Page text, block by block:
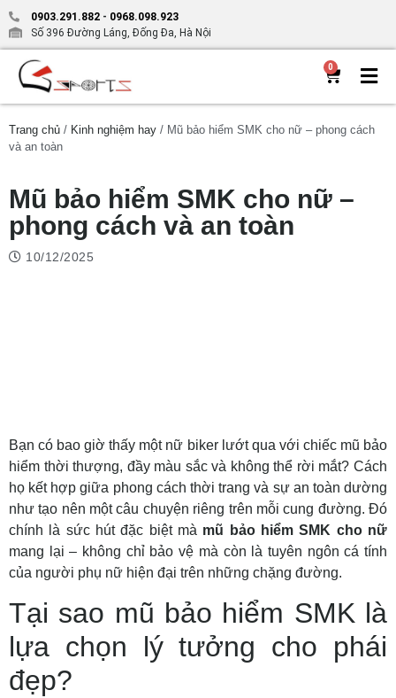
0903.291.882 - 0968.098.923
Số 396 Đường Láng, Đống Đa, Hà Nội
0
Trang chủ / Kinh nghiệm hay / Mũ bảo hiểm SMK cho nữ – phong cách
và an toàn
Mũ bảo hiểm SMK cho nữ –
phong cách và an toàn
10/12/2025
Bạn có bao giờ thấy một nữ biker lướt qua với chiếc mũ bảo
hiểm thời thượng, đầy màu sắc và không thể rời mắt? Cách
họ kết hợp giữa phong cách thời trang và sự an toàn dường
như tạo nên một câu chuyện riêng trên mỗi cung đường. Đó
chính là sức hút đặc biệt mà mũ bảo hiểm SMK cho nữ
mang lại – không chỉ bảo vệ mà còn là tuyên ngôn cá tính
của người phụ nữ hiện đại trên những chặng đường.
Tại sao mũ bảo hiểm SMK là
lựa chọn lý tưởng cho phái
đẹp?